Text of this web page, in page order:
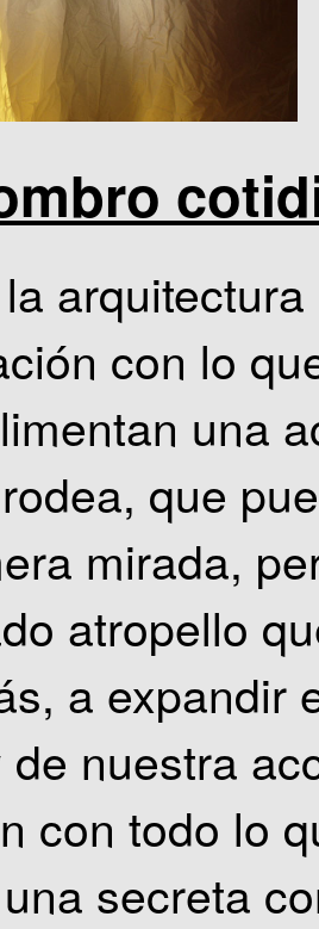
con lo
una
que
mirada,
atropello
a expandir
de nuestra
con todo lo
secreta